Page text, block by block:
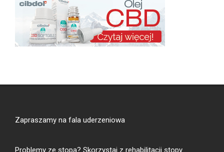
Zapraszamy na fala uderzeniowa
Problemy ze stopa? Skorzystaj z rehabilitacji stopy